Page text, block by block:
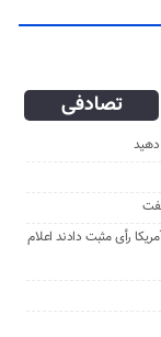
تصادفی
رأی مثبت دادند اعلام